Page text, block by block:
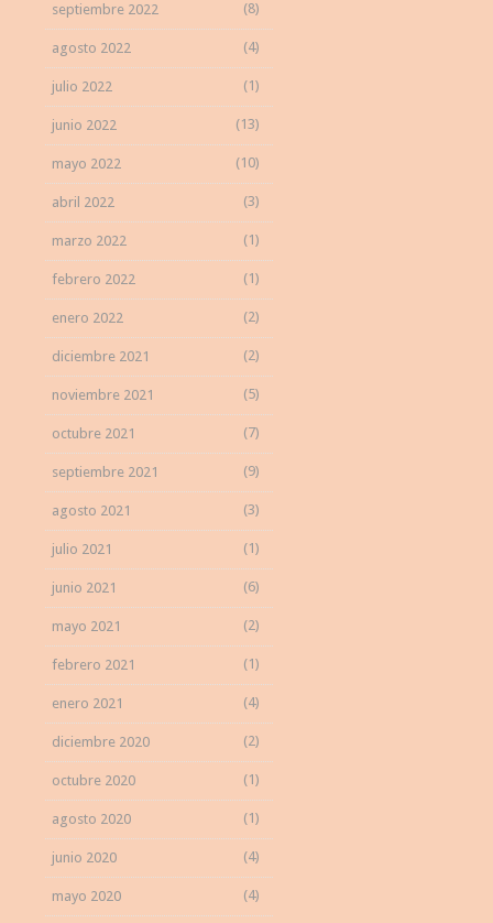
septiembre 2022 (8)
agosto 2022 (4)
julio 2022 (1)
junio 2022 (13)
mayo 2022 (10)
abril 2022 (3)
marzo 2022 (1)
febrero 2022 (1)
enero 2022 (2)
diciembre 2021 (2)
noviembre 2021 (5)
octubre 2021 (7)
septiembre 2021 (9)
agosto 2021 (3)
julio 2021 (1)
junio 2021 (6)
mayo 2021 (2)
febrero 2021 (1)
enero 2021 (4)
diciembre 2020 (2)
octubre 2020 (1)
agosto 2020 (1)
junio 2020 (4)
mayo 2020 (4)